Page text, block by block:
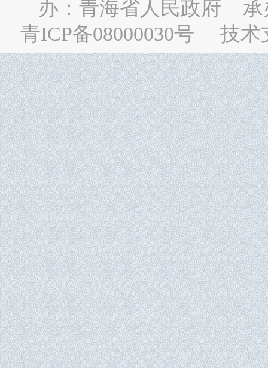
办： 青海省人民政府 承
青ICP备08000030号 技术